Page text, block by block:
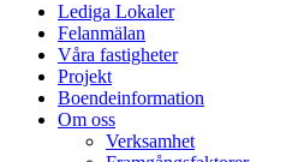
Lediga Lokaler
Felanmälan
Våra fastigheter
Projekt
Boendeinformation
Om oss
Verksamhet